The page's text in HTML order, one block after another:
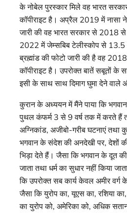
के नोबेल पुरस्कार मिले वह भारत
कॉपीराइट है। अप्रैल 2019 में नासा
जारी की वह भारत सरकार से 2018 से
2022 में जेम्सबिब टेलीस्कोप से 13.5
ब्रह्मांड की फोटो जारी की है वह
कॉपीराइट है। उपरोक्त बातें सबूतों के
इसी के साथ साथ दिमाग घुमा देने वाले
कुरान के अध्ययन में मैंने पाया कि
पुथल कंफर्म 3 से 9 वर्ष तक में करते हैं
अग्निकांड, अजीबो-गरीब घटनाएं तथा
भगवान के संदेश की अनदेखी पर, देशों
भिड़ा देते हैं। जैसा कि भगवान के दूत
जाता तथा धर्म का सुधार नहीं किया
कि उपरोक्त सब कार्य केवल अमीर वर्ग
जैसा कि युरोप का, यूएस का, रशिया
का युरोप को, अमेरिका को, अधिक